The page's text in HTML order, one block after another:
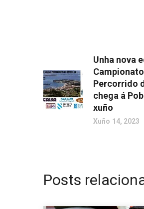
Unha nova
Percorrido
chega á
xuño
Xuño 14, 2023
Posts